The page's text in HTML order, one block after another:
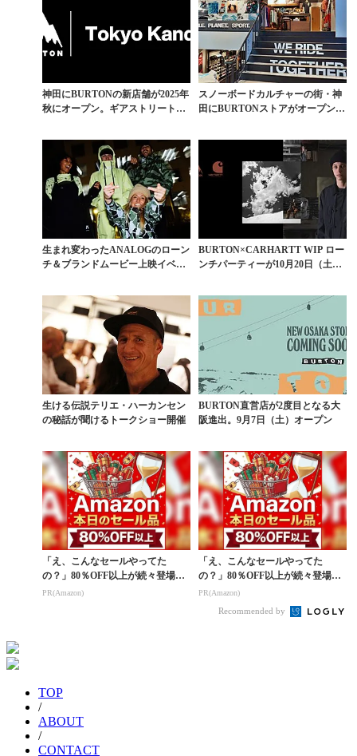
神田にBURTONの新店舗が2025年
秋にオープン。ギアストリートに
スノーボードカルチャーの街・神
田にBURTONストアがオープン。
生まれ変わったANALOGのローン
チ＆ブランドムービー上映イベン
BURTON×CARHARTT WIP ロー
ンチパーティーが10月20日（土）
生ける伝説テリエ・ハーカンセン
の秘話が聞けるトークショー開催
BURTON直営店が2度目となる大
阪進出。9月7日（土）オープン
「え、こんなセールやってた
の？」80％OFF以上が続々登場！
Amazonの本気が...
PR(Amazon)
「え、こんなセールやってた
の？」80％OFF以上が続々登場！
Amazonの本気が...
PR(Amazon)
Recommended by
TOP
/
ABOUT
/
CONTACT